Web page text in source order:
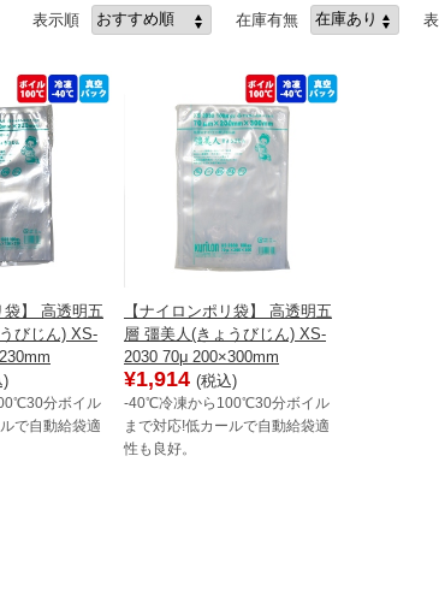
表示順 在庫有無
袋】 高透明五
びじん) XS-
)
分ボイル
で自動給袋適
【ナイロンポリ袋】 高透明五
層 彊美人(きょうびじん) XS-
2030 70μ 200×300mm
¥1,914 (税込)
-40℃冷凍から100℃30分ボイル
まで対応!低カールで自動給袋適
性も良好。